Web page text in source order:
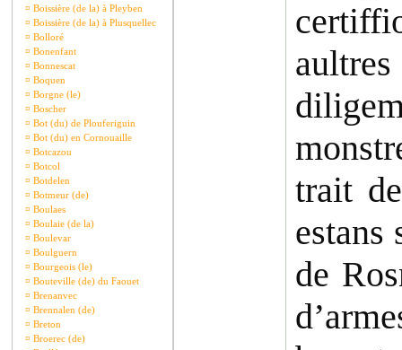
¤ Boissière (de la) à Pleyben
¤ Boissière (de la) à Plusquellec
¤ Bolloré
¤ Bonenfant
¤ Bonnescat
¤ Boquen
¤ Borgne (le)
¤ Boscher
¤ Bot (du) de Plouferiguin
¤ Bot (du) en Cornouaille
¤ Botcazou
¤ Botcol
¤ Botdelen
¤ Botmeur (de)
¤ Boulaes
¤ Boulaie (de la)
¤ Boulevar
¤ Boulguern
¤ Bourgeois (le)
¤ Bouteville (de) du Faouet
¤ Brenanvec
¤ Brennalen (de)
¤ Breton
¤ Broerec (de)
trait
estans
de